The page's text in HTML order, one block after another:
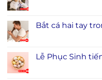
Bắt cá hai tay
Lễ Phục Sinh